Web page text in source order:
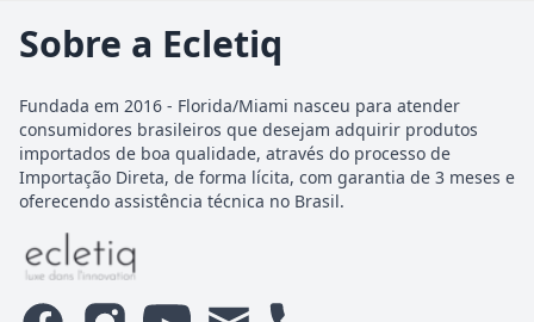
Sobre a Ecletiq
Fundada em 2016 - Florida/Miami nasceu para atender
consumidores brasileiros que desejam adquirir produtos
importados de boa qualidade, através do processo de
Importação Direta, de forma lícita, com garantia de 3 meses e
oferecendo assistência técnica no Brasil.